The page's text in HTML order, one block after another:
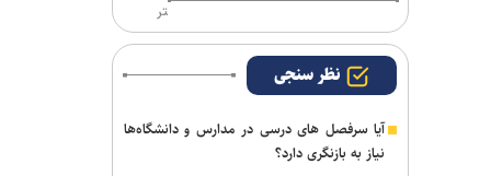
تر
نظر سنجی
آیا سرفصل های درسی در مدارس و دانشگاه‌ها
نیاز به بازنگری دارد؟